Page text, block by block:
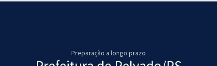
Preparação a longo prazo